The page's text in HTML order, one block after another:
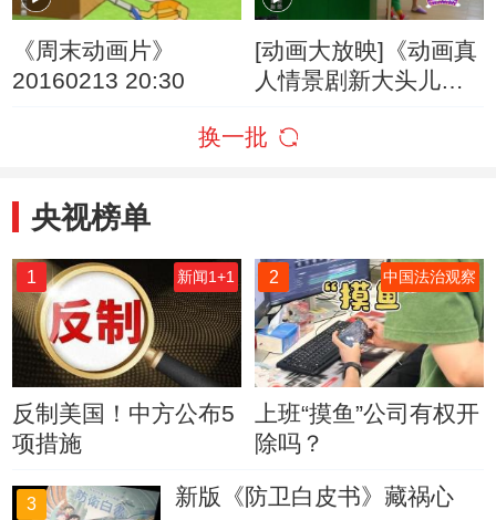
《周末动画片》
20160213 20:30
[动画大放映]《动画真
人情景剧新大头儿子
父子修理工
换一批
央视榜单
1 新闻1+1
反制美国！中方公布5
项措施
2 中国法治观察
上班“摸鱼”公司有权开
除吗？
3 新版《防卫白皮书》藏祸心